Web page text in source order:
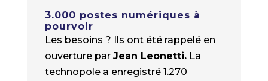
3.000 postes numériques à
pourvoir
Les besoins ? Ils ont été rappelé en
ouverture par Jean Leonetti. La
technopole a enregistré 1.270